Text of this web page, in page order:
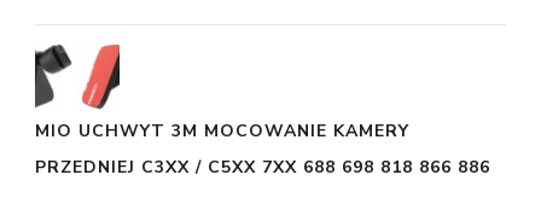
MIO UCHWYT 3M MOCOWANIE KAMERY
PRZEDNIEJ C3XX / C5XX 7XX 688 698 818 866 886